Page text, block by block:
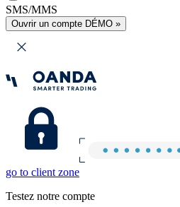
SMS/MMS
Ouvrir un compte DÉMO »
go to client zone
Testez notre compte